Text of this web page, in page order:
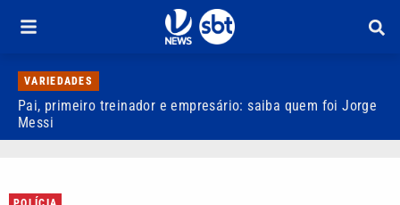
VARIEDADES
Pai, primeiro treinador e empresário: saiba quem foi Jorge
Messi